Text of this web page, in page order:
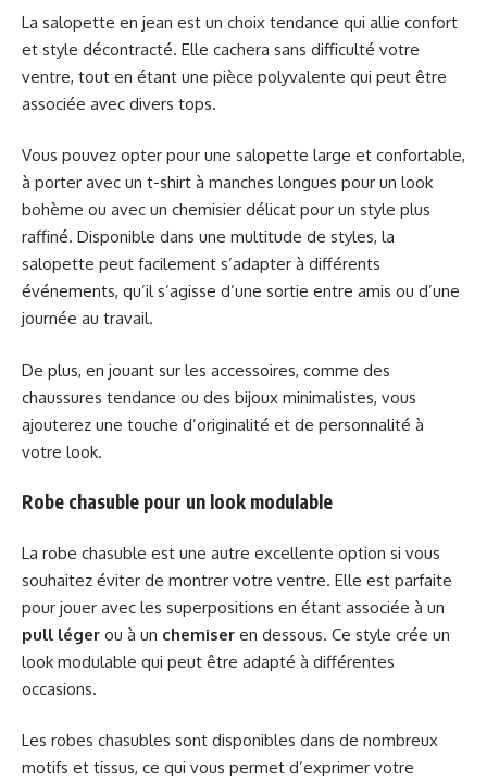
La salopette en jean est un choix tendance qui allie confort
et style décontracté. Elle cachera sans difficulté votre
ventre, tout en étant une pièce polyvalente qui peut être
associée avec divers tops.
Vous pouvez opter pour une salopette large et confortable,
à porter avec un t-shirt à manches longues pour un look
bohème ou avec un chemisier délicat pour un style plus
raffiné. Disponible dans une multitude de styles, la
salopette peut facilement s’adapter à différents
événements, qu’il s’agisse d’une sortie entre amis ou d’une
journée au travail.
De plus, en jouant sur les accessoires, comme des
chaussures tendance ou des bijoux minimalistes, vous
ajouterez une touche d’originalité et de personnalité à
votre look.
Robe chasuble pour un look modulable
La robe chasuble est une autre excellente option si vous
souhaitez éviter de montrer votre ventre. Elle est parfaite
pour jouer avec les superpositions en étant associée à un
pull léger ou à un chemiser en dessous. Ce style crée un
look modulable qui peut être adapté à différentes
occasions.
Les robes chasubles sont disponibles dans de nombreux
motifs et tissus, ce qui vous permet d’exprimer votre